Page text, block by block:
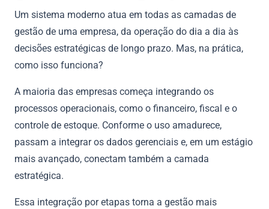
Um sistema moderno atua em todas as camadas de
gestão de uma empresa, da operação do dia a dia às
decisões estratégicas de longo prazo. Mas, na prática,
como isso funciona?
A maioria das empresas começa integrando os
processos operacionais, como o financeiro, fiscal e o
controle de estoque. Conforme o uso amadurece,
passam a integrar os dados gerenciais e, em um estágio
mais avançado, conectam também a camada
estratégica.
Essa integração por etapas torna a gestão mais